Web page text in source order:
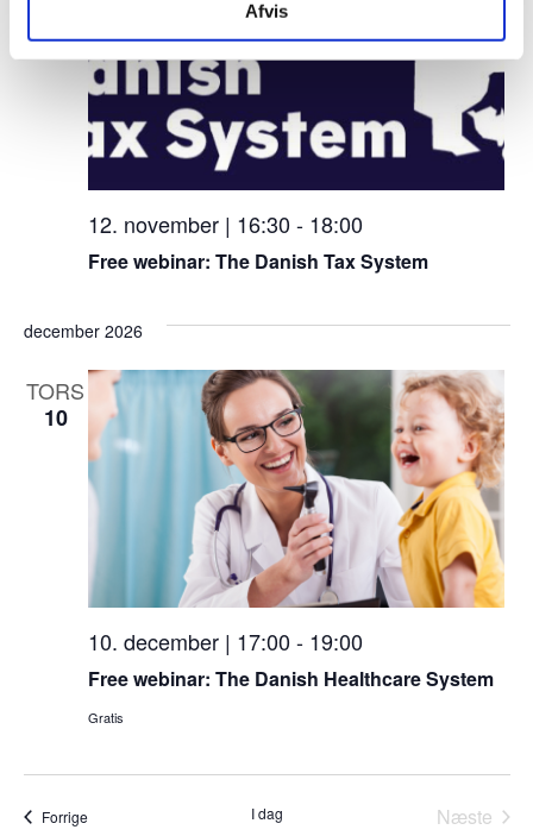
Afvis
Free webinar: The Danish Tax System
12. november | 16:30 - 18:00
december 2026
TORS
10
Free webinar: The Danish Healthcare System
10. december | 17:00 - 19:00
Gratis
ForrigeBegivenheder I dag
Næste